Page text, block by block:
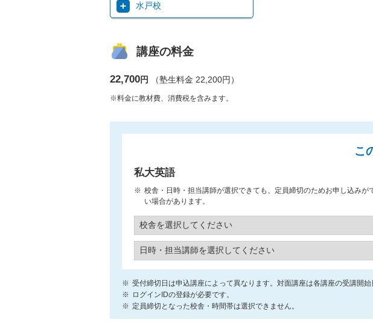
水戸校
講座の料金
22,700円 （塾生料金 22,200円）
※料金に教材費、消費税を含みます。
こ
私大英語
校舎・日時・担当講師が選択できても、定員締切のためお申し込みが
い場合があります。
受付締切日は申込講座によって異なります。対面講座は各講座の受講開始
ログインIDの登録が必要です。
定員締切となった校舎・時間帯は選択できません。